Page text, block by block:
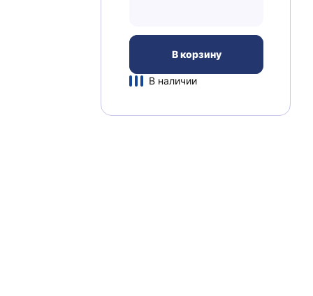
В корзину
В наличии